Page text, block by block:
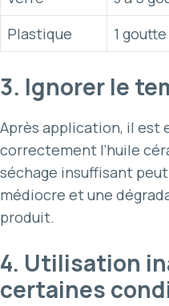
Plastique
1 goutte
3. Ignorer le
Après application, il est
correctement l’huile
séchage insuffisant
médiocre et une
produit.
4. Utilisation
certaines